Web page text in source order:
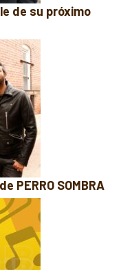
de su próximo
PERRO SOMBRA